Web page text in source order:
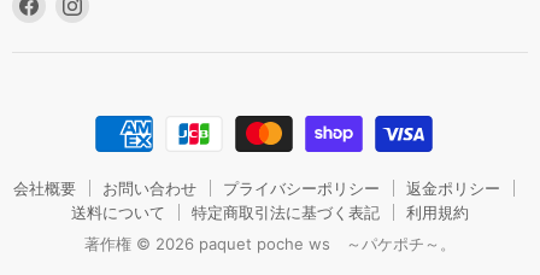
だ
だ
さ
い
会社概要 お問い合わせ プライバシーポリシー
返金ポリシー
送料について
特定商取引法に基づく表記
利用規約
著作権 © 2026 paquet poche ws ～パケポチ～。